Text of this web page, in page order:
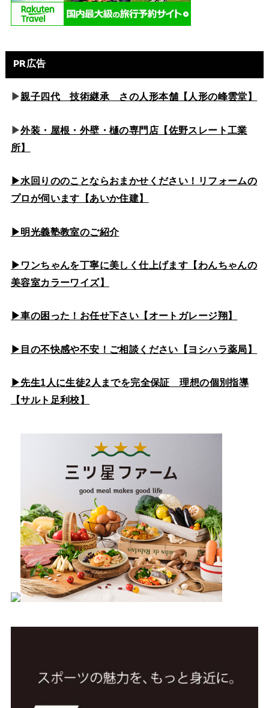
PR広告
▶親子四代 技術継承 さの人形本舗【人形の峰雲堂】
▶外装・屋根・外壁・樋の専門店【佐野スレート工業
所】
▶水回りののことならおまかせください！リフォームの
プロが伺います【あいか住建】
▶明光義塾教室のご紹介
▶ワンちゃんを丁寧に美しく仕上げます【わんちゃんの
美容室カラーワイズ】
▶車の困った！お任せ下さい【オートガレージ翔】
▶目の不快感や不安！ご相談ください【ヨシハラ薬局】
▶先生1人に生徒2人までを完全保証 理想の個別指導
【サルト足利校】